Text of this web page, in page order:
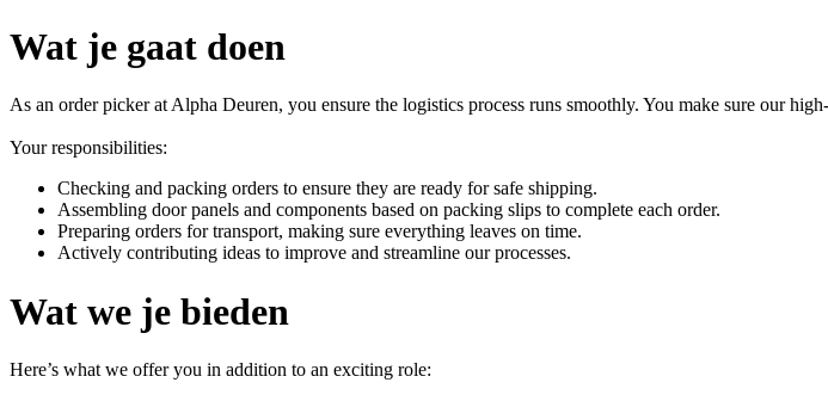
Wat je gaat doen
As an order picker at Alpha Deuren, you ensure the logistics process runs smoothly. You make sure our
Your responsibilities:
Checking and packing orders to ensure they are ready for safe shipping.
Assembling door panels and components based on packing slips to complete each order.
Preparing orders for transport, making sure everything leaves on time.
Actively contributing ideas to improve and streamline our processes.
Wat we je bieden
Here’s what we offer you in addition to an exciting role: